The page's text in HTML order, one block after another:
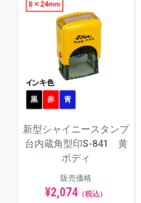
新型シャイニースタンプ
台内蔵角型印S-841 黄
ボディ
販売価格
¥2,074 （税込）